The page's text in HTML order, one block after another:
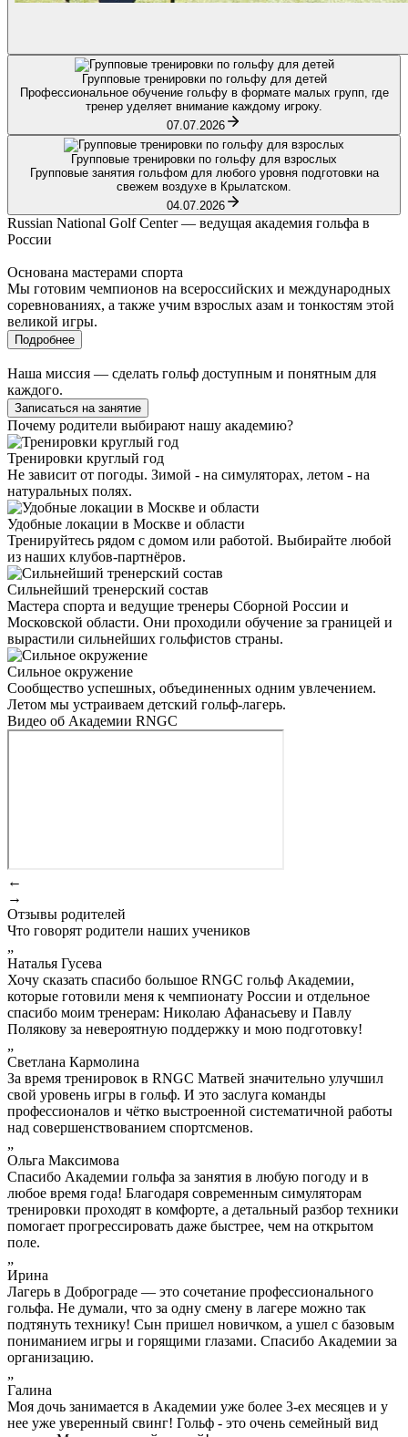
Групповые тренировки по гольфу для детей
Профессиональное обучение гольфу в формате малых групп, где
тренер уделяет внимание каждому игроку.
07.07.2026
Групповые тренировки по гольфу для взрослых
Групповые занятия гольфом для любого уровня подготовки на
свежем воздухе в Крылатском.
04.07.2026
Russian National Golf Center — ведущая академия гольфа в
России
Основана мастерами спорта
Мы готовим чемпионов на всероссийских и международных
соревнованиях, а также учим взрослых азам и тонкостям этой
великой игры.
Подробнее
Наша миссия — сделать гольф доступным и понятным для
каждого.
Записаться на занятие
Почему родители выбирают нашу академию?
Тренировки круглый год
Не зависит от погоды. Зимой - на симуляторах, летом - на
натуральных полях.
Удобные локации в Москве и области
Тренируйтесь рядом с домом или работой. Выбирайте любой
из наших клубов-партнёров.
Сильнейший тренерский состав
Мастера спорта и ведущие тренеры Сборной России и
Московской области. Они проходили обучение за границей и
вырастили сильнейших гольфистов страны.
Сильное окружение
Сообщество успешных, объединенных одним увлечением.
Летом мы устраиваем детский гольф-лагерь.
Видео об Академии RNGC
←
→
Отзывы родителей
Что говорят родители наших учеников
„
Наталья Гусева
Хочу сказать спасибо большое RNGC гольф Академии,
которые готовили меня к чемпионату России и отдельное
спасибо моим тренерам: Николаю Афанасьеву и Павлу
Полякову за невероятную поддержку и мою подготовку!
„
Светлана Кармолина
За время тренировок в RNGC Матвей значительно улучшил
свой уровень игры в гольф. И это заслуга команды
профессионалов и чётко выстроенной систематичной работы
над совершенствованием спортсменов.
„
Ольга Максимова
Спасибо Академии гольфа за занятия в любую погоду и в
любое время года! Благодаря современным симуляторам
тренировки проходят в комфорте, а детальный разбор техники
помогает прогрессировать даже быстрее, чем на открытом
поле.
„
Ирина
Лагерь в Доброграде — это сочетание профессионального
гольфа. Не думали, что за одну смену в лагере можно так
подтянуть технику! Сын пришел новичком, а ушел с базовым
пониманием игры и горящими глазами. Спасибо Академии за
организацию.
„
Галина
Моя дочь занимается в Академии уже более 3-ех месяцев и у
нее уже уверенный свинг! Гольф - это очень семейный вид